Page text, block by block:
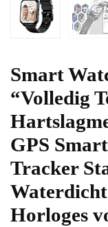
Smart
“Volledig
GPS
Tracker
Horloges